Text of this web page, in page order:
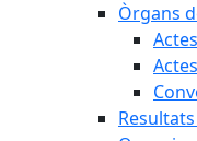
Òrgans